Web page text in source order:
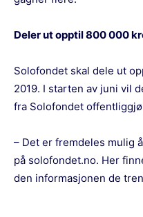
Deler ut opptil 800 000
Solofondet skal dele ut
2019. I starten av juni vil
fra Solofondet
– Det er fremdeles mulig
på solofondet.no. Her
den informasjonen de